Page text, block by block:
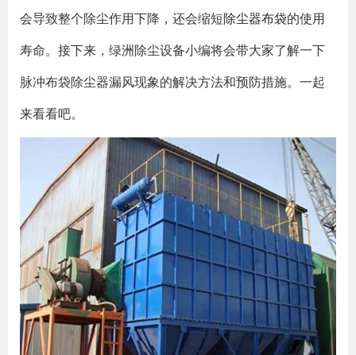
会导致整个除尘作用下降，还会缩短除尘器布袋的使用
寿命。接下来，绿洲除尘设备小编将会带大家了解一下
脉冲布袋除尘器漏风现象的解决方法和预防措施。一起
来看看吧。